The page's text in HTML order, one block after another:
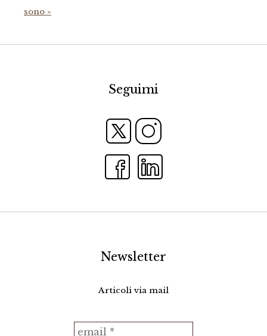
sono »
Seguimi
Newsletter
Articoli via mail